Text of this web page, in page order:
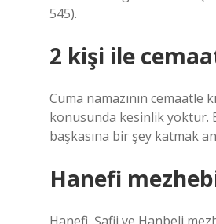
545).
2 kişi ile
Cuma namazının cemaatle
konusunda kesinlik yoktur.
başkasına bir şey katmak
Hanefi